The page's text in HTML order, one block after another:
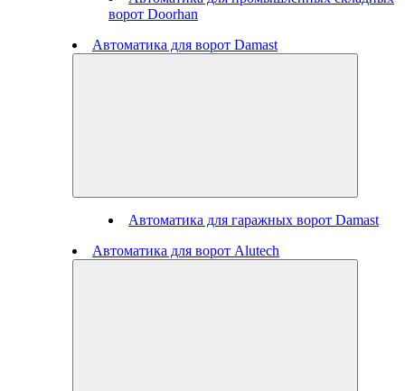
ворот Doorhan
Автоматика для ворот Damast
Автоматика для гаражных ворот Damast
Автоматика для ворот Alutech